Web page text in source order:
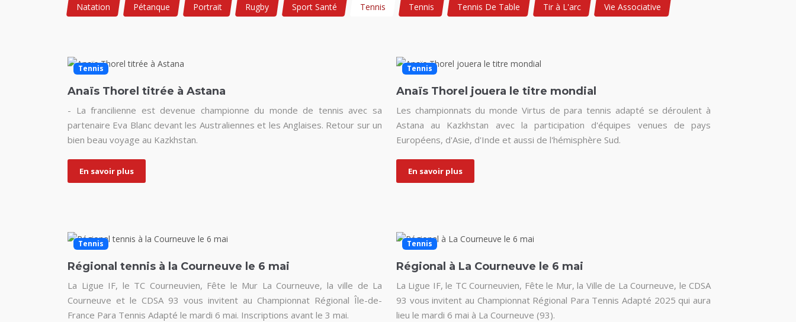
Natation Pétanque Portrait Rugby Sport Santé Tennis Tennis Tennis De Table Tir à L'arc Vie Associative
Tennis
Anaïs Thorel titrée à Astana
- La francilienne est devenue championne du monde de tennis avec sa
partenaire Eva Blanc devant les Australiennes et les Anglaises. Retour sur un
bien beau voyage au Kazkhstan.
En savoir plus
Tennis
Anaïs Thorel jouera le titre mondial
Les championnats du monde Virtus de para tennis adapté se déroulent à
Astana au Kazkhstan avec la participation d'équipes venues de pays
Européens, d'Asie, d'Inde et aussi de l'hémisphère Sud.
En savoir plus
Tennis
Régional tennis à la Courneuve le 6 mai
La Ligue IF, le TC Courneuvien, Fête le Mur La Courneuve, la ville de La
Courneuve et le CDSA 93 vous invitent au Championnat Régional Île-de-
France Para Tennis Adapté le mardi 6 mai. Inscriptions avant le 3 mai.
Tennis
Régional à La Courneuve le 6 mai
La Ligue IF, le TC Courneuvien, Fête le Mur, la Ville de La Courneuve, le CDSA
93 vous invitent au Championnat Régional Para Tennis Adapté 2025 qui aura
lieu le mardi 6 mai à La Courneuve (93).